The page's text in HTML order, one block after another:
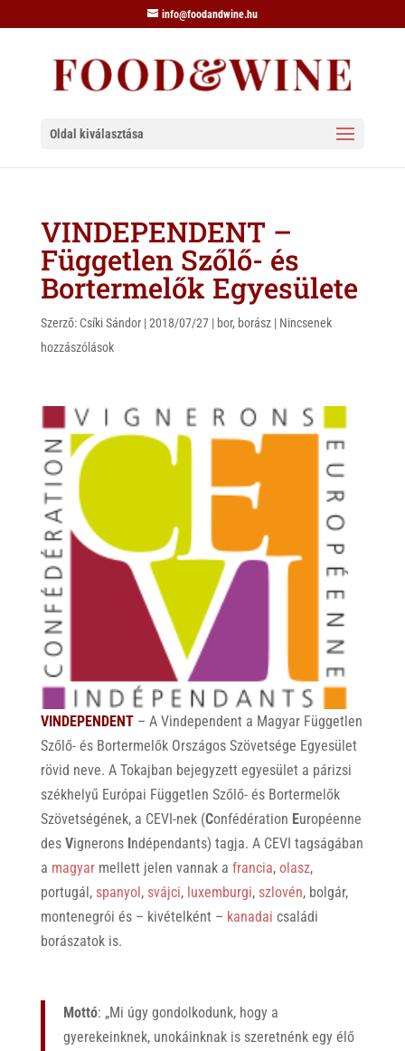
info@foodandwine.hu
Oldal kiválasztása
VINDEPENDENT –
Független Szőlő- és
Bortermelők Egyesülete
Szerző: Csíki Sándor|2018/07/27| bor, borász| Nincsenek
hozzászólások
VINDEPENDENT– A Vindependent a Magyar Független
Szőlő- és Bortermelők Országos Szövetsége Egyesület
rövid neve. A Tokajban bejegyzett egyesület a párizsi
székhelyű Európai Független Szőlő- és Bortermelők
Szövetségének, a CEVI-nek (Confédération Européenne
des Vignerons Indépendants) tagja. A CEVI tagságában
a magyarmellett jelen vannak a francia, olasz,
portugál, spanyol, svájci, luxemburgi, szlovén, bolgár,
montenegrói és – kivételként – kanadai családi
borászatok is.
Mottó: „Mi úgy gondolkodunk, hogy a
gyerekeinknek, unokáinknak is szeretnénk egy élő